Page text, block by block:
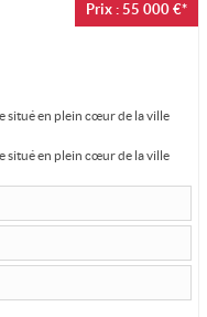
Prix : 55 000 €*
situé en plein cœur de la ville
situé en plein cœur de la ville